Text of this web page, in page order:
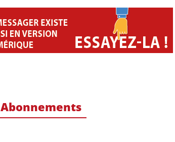
Abonnements